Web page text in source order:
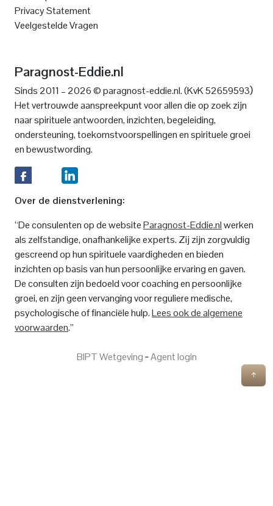
Privacy Statement
Veelgestelde Vragen
Paragnost-Eddie.nl
Sinds 2011 – 2026 © paragnost-eddie.nl. (KvK 52659593)
Het vertrouwde aanspreekpunt voor allen die op zoek zijn
naar spirituele antwoorden, inzichten, begeleiding,
ondersteuning, toekomstvoorspellingen en spirituele groei
en bewustwording.
Over de dienstverlening:
“De consulenten op de websiteParagnost-Eddie.nlwerken
als zelfstandige, onafhankelijke experts. Zij zijn zorgvuldig
gescreend op hun spirituele vaardigheden en bieden
inzichten op basis van hun persoonlijke ervaring en gaven.
De consulten zijn bedoeld voor coaching en persoonlijke
groei, en zijn geen vervanging voor reguliere medische,
psychologische of financiële hulp.Lees ook de algemene
voorwaarden.”
BIPT Wetgeving‐Agent login